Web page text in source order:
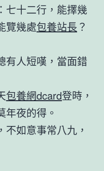
十二行，能擇幾
覽幾處包養站長 ？
有人短嘆，當面錯
包養網dcard登時，
年夜的得。
如意事常八九，